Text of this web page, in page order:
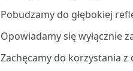
Pobudzamy do głębokiej
Opowiadamy się wyłącznie
Zachęcamy do korzystania